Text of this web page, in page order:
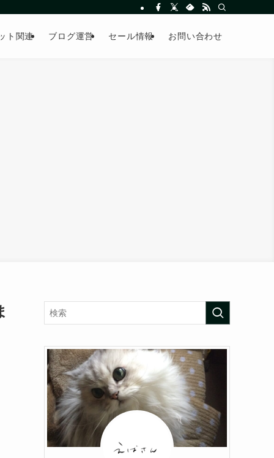
ト関連 ブログ運営 セール情報 お問い合わせ